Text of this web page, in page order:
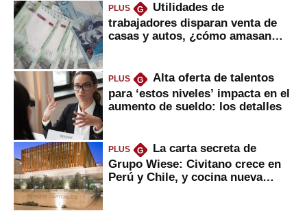
PLUS G
Utilidades de
trabajadores disparan venta de
casas y autos, ¿cómo amasan
PLUS G
Alta oferta de talentos
para ‘estos niveles’ impacta en el
aumento de sueldo: los detalles
PLUS G
La carta secreta de
Grupo Wiese: Civitano crece en
Perú y Chile, y cocina nueva